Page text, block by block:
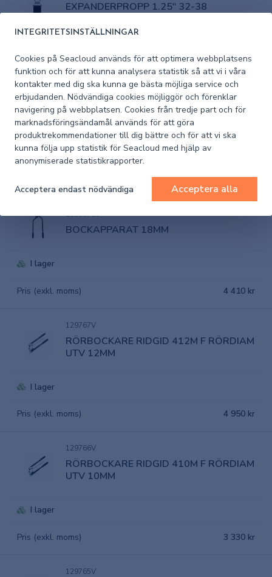
INTEGRITETSINSTÄLLNINGAR
Cookies på Seacloud används för att optimera webbplatsens
funktion och för att kunna analysera statistik så att vi i våra
kontakter med dig ska kunna ge bästa möjliga service och
erbjudanden. Nödvändiga cookies möjliggör och förenklar
navigering på webbplatsen. Cookies från tredje part och för
marknadsföringsändamål används för att göra
produktrekommendationer till dig bättre och för att vi ska
kunna följa upp statistik för Seacloud med hjälp av
anonymiserade statistikrapporter.
Acceptera endast nödvändiga Acceptera alla
EXPANDERPROPP 1.25" 32-38
Pris (exkl. moms) 78,60 kr
3598030V
EXPANDERPROPP 1" 25,4-28,5
I lager
74,80 kr
19000706
BOCKAPPARAT 18MM
I lager
Pris (exkl. moms) 4 410 kr
129767V
RÖRBOCKARE RIDGID 412M F RÖRDIAM
UTV 12MM
I lager
Pris (exkl. moms) 4 950 kr
129766V
RÖRBOCKARE RIDGID 410M F RÖRDIAM
UTV 10MM
I lager
Pris (exkl. moms) 3 330 kr
129765V